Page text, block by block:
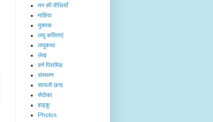
मन की वीथियाँ
माहिया
मुक्तक
लघु कविताएं
लघुकथा
लेख​
वर्ण पिरामिड
संस्मरण
सायली छन्द
सेदोका
हाइकु
Photos